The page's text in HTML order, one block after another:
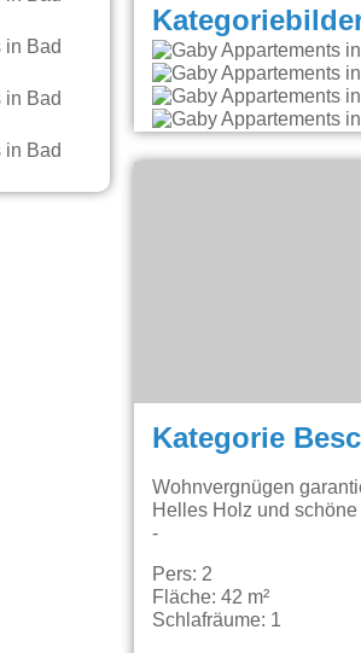
Kategorie
Wohnvergnügen
Helles Holz und
-
Pers: 2
Fläche: 42 m²
Schlafräume: 1